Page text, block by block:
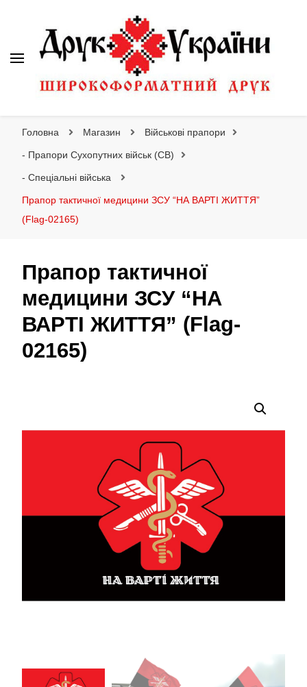
Головна Магазин Військові прапори
- Прапори Сухопутних військ (СВ)
- Спеціальні війська
Прапор тактичної медицини ЗСУ “НА ВАРТІ ЖИТТЯ”
(Flag-02165)
Прапор тактичної
медицини ЗСУ “НА
ВАРТІ ЖИТТЯ” (Flag-
02165)